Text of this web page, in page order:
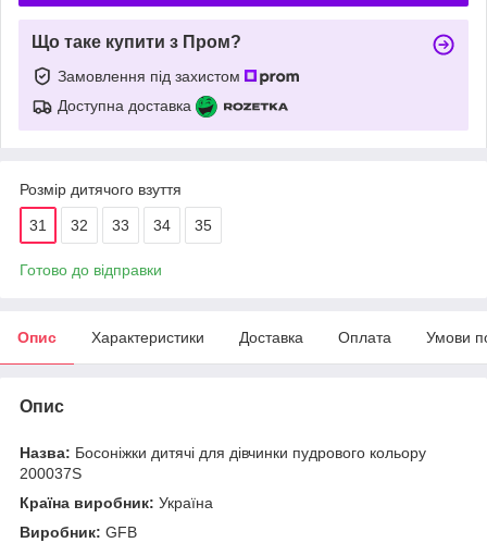
Що таке купити з Пром?
Замовлення під захистом
Доступна доставка
Розмір дитячого взуття
31 32 33 34 35
Готово до відправки
Опис Характеристики Доставка Оплата Умови
Опис
Назва: Босоніжки дитячі для дівчинки пудрового кольору
200037S
Країна виробник: Україна
Виробник: GFB